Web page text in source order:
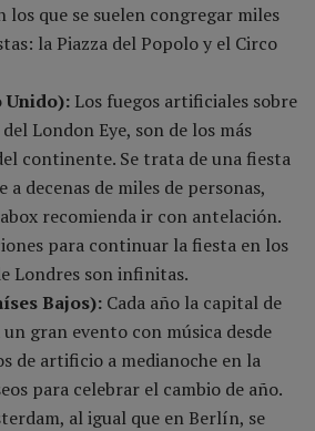
los que se suelen congregar miles
la Piazza del Popolo y el Circo
Unido): Los fuegos artificiales sobre
London Eye, son de los más
continente. Se trata de una fiesta
a decenas de miles de personas,
recomienda ir con antelación.
para continuar la fiesta en los
Londres son infinitas.
Bajos): Cada año la capital de
gran evento con música desde
de artificio a medianoche en la
para celebrar el cambio de año.
al igual que en Berlín, se